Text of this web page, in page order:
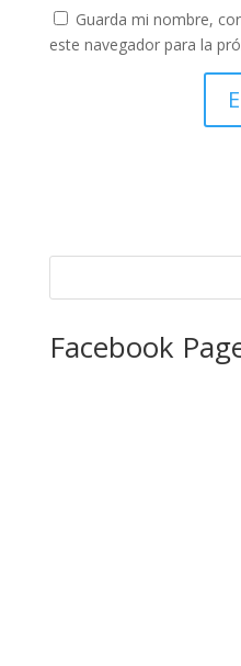
Guarda mi nombre,
este navegador para la
Facebook